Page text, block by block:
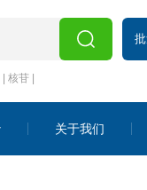
| 核苷 |
关于我们